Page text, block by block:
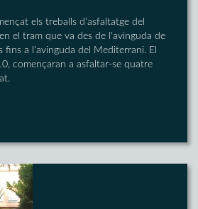
els treballs d'asfaltatge del
el tram que va des de l'avinguda de
fins a l'avinguda del Mediterrani. El
començaran a asfaltar-se quatre